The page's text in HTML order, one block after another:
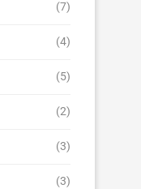
(7)
(4)
(5)
(2)
(3)
(3)